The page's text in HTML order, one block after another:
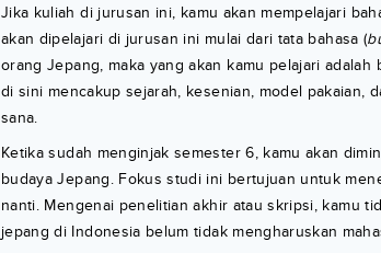
Jika kuliah di jurusan ini, kamu akan mempelajari
akan dipelajari di jurusan ini mulai dari tata bahasa (
orang Jepang, maka yang akan kamu pelajari
di sini mencakup sejarah, kesenian, model pakaian,
sana.
Ketika sudah menginjak semester 6, kamu akan
budaya Jepang. Fokus studi ini bertujuan untuk
nanti. Mengenai penelitian akhir atau skripsi, kamu
jepang di Indonesia belum tidak mengharuskan